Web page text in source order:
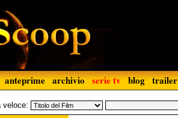
anteprime archivio serie tv blog trailer
veloce: